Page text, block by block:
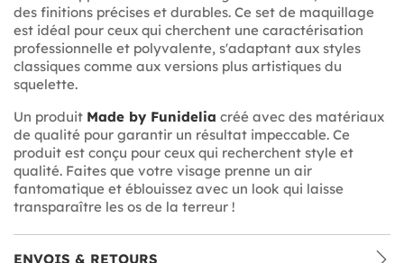
des finitions précises et durables. Ce set de maquillage
est idéal pour ceux qui cherchent une caractérisation
professionnelle et polyvalente, s'adaptant aux styles
classiques comme aux versions plus artistiques du
squelette.
Un produit Made by Funidelia créé avec des matériaux
de qualité pour garantir un résultat impeccable. Ce
produit est conçu pour ceux qui recherchent style et
qualité. Faites que votre visage prenne un air
fantomatique et éblouissez avec un look qui laisse
transparaître les os de la terreur !
ENVOIS & RETOURS